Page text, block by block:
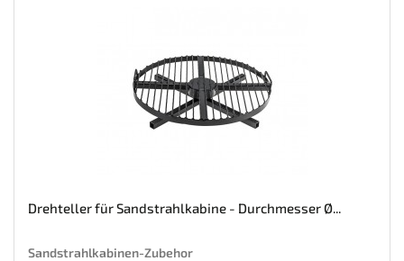
Drehteller für Sandstrahlkabine - Durchmesser Ø...
Sandstrahlkabinen-Zubehor